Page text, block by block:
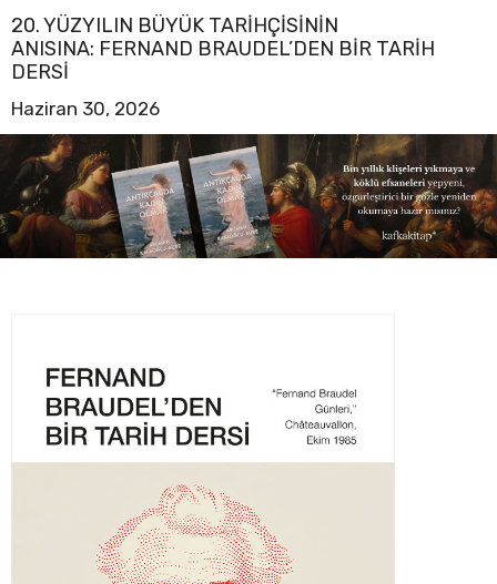
20. YÜZYILIN BÜYÜK TARIHÇISININ
ANISINA: FERNAND BRAUDEL’DEN BIR TARIH
DERSI
Haziran 30, 2026